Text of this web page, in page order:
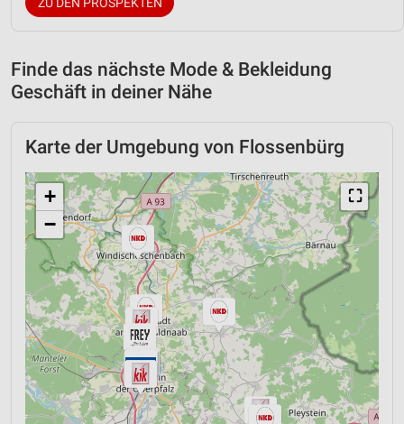
ZU DEN PROSPEKTEN
Finde das nächste Mode & Bekleidung
Geschäft in deiner Nähe
Karte der Umgebung von Flossenbürg
⛶
+
−